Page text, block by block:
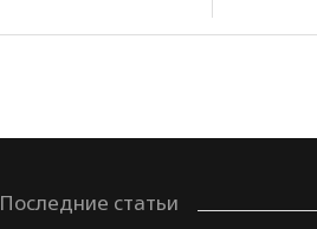
Последние статьи